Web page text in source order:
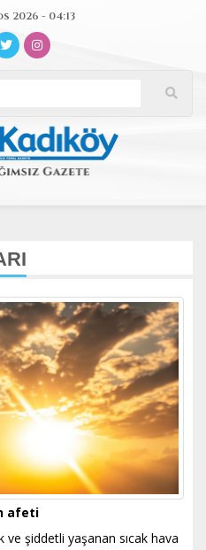
2026 - 04:13
afeti
ve şiddetli yaşanan sıcak hava